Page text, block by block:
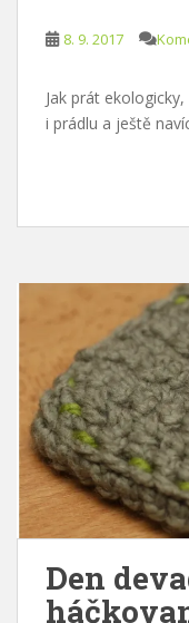
8. 9. 2017
Jak prát
i prádlu a ještě
Den